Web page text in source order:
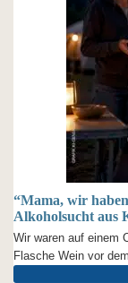
“Mama, wir
Alkoholsucht aus
Wir waren auf einem
Flasche Wein vor